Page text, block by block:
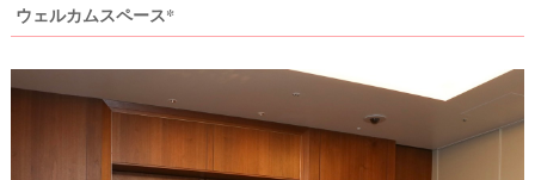
ウェルカムスペース*